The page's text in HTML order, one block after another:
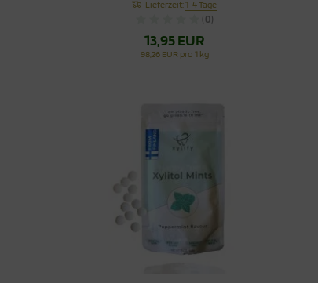
Lieferzeit:1-4 Tage
(0)
13,95 EUR
98,26 EUR pro 1 kg